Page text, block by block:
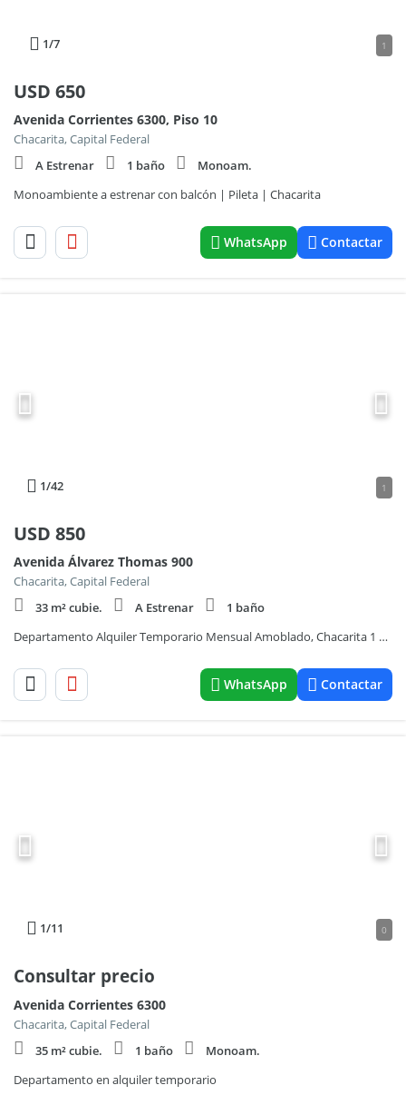
1/7 1
USD 650
Avenida Corrientes 6300, Piso 10
Chacarita, Capital Federal
A Estrenar
1 baño
Monoam.
Monoambiente a estrenar con balcón | Pileta | Chacarita
WhatsApp Contactar
1/42 1
USD 850
Avenida Álvarez Thomas 900
Chacarita, Capital Federal
33 m² cubie.
A Estrenar
1 baño
Departamento Alquiler Temporario Mensual Amoblado, Chacarita 1 Amb.
WhatsApp Contactar
1/11 0
Consultar precio
Avenida Corrientes 6300
Chacarita, Capital Federal
35 m² cubie.
1 baño
Monoam.
Departamento en alquiler temporario